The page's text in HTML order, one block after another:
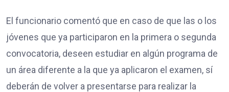
El funcionario comentó que en caso de que las o los
jóvenes que ya participaron en la primera o segunda
convocatoria, deseen estudiar en algún programa de
un área diferente a la que ya aplicaron el examen, sí
deberán de volver a presentarse para realizar la